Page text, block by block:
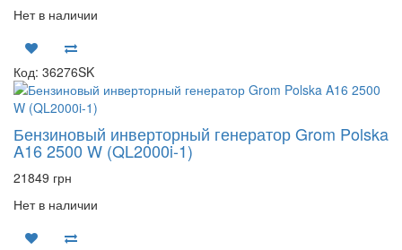
Нет в наличии
Код: 36276SK
Бензиновый инверторный генератор Grom Polska
A16 2500 W (QL2000i-1)
21849 грн
Нет в наличии